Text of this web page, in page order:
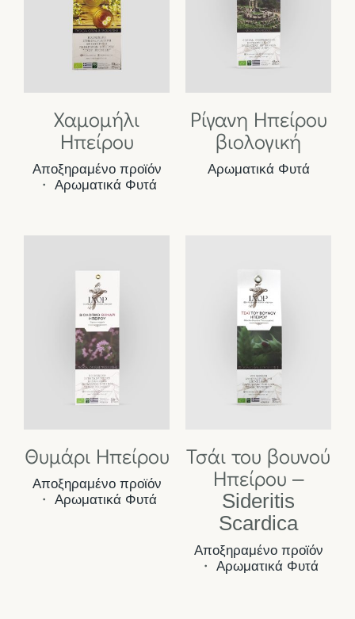
Χαμομήλι
Ηπείρου
Αποξηραμένο προϊόν
・ Αρωματικά Φυτά
Ρίγανη Ηπείρου
βιολογική
Αρωματικά Φυτά
Θυμάρι Ηπείρου
Αποξηραμένο προϊόν
・ Αρωματικά Φυτά
Τσάι του βουνού
Ηπείρου –
Sideritis
Scardica
Αποξηραμένο προϊόν
・ Αρωματικά Φυτά